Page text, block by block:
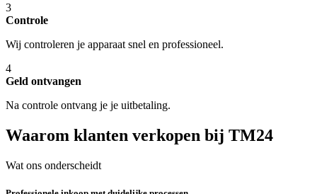
3
Controle
Wij controleren je apparaat snel en professioneel.
4
Geld ontvangen
Na controle ontvang je je uitbetaling.
Waarom klanten verkopen bij TM24
Wat ons onderscheidt